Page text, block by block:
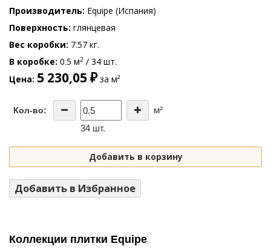
Производитель Equipe (Испания)
Поверхность глянцевая
Вес коробки 7.57 кг.
В коробке 0.5 м2 / 34 шт.
Цена 5 230,05 ₽за м²
Кол-во:
м²
34 шт.
Добавить в корзину
Добавить в Избранное
Коллекции плитки Equipe